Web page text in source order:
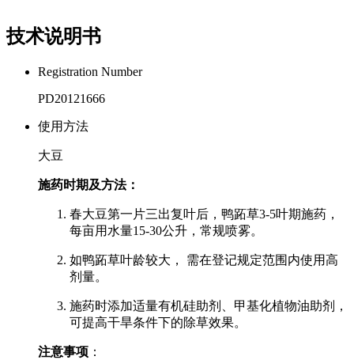
技术说明书
Registration Number
PD20121666
使用方法
大豆
施药时期及方法：
春大豆第一片三出复叶后，鸭跖草3-5叶期施药，
每亩用水量15-30公升，常规喷雾。
如鸭跖草叶龄较大， 需在登记规定范围内使用高
剂量。
施药时添加适量有机硅助剂、甲基化植物油助剂，
可提高干旱条件下的除草效果。
注意事项 ：